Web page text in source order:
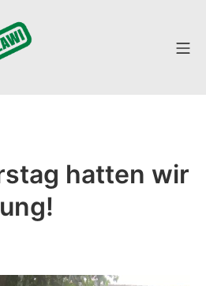
hatten wir